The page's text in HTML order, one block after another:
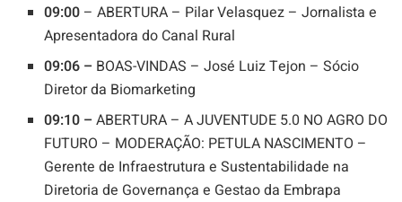
09:00 – ABERTURA – Pilar Velasquez – Jornalista e
Apresentadora do Canal Rural
09:06 – BOAS-VINDAS – José Luiz Tejon – Sócio
Diretor da Biomarketing
09:10 –ABERTURA – A JUVENTUDE 5.0 NO AGRO DO
FUTURO – MODERAÇÃO: PETULA NASCIMENTO –
Gerente de Infraestrutura e Sustentabilidade na
Diretoria de Governança e Gestao da Embrapa